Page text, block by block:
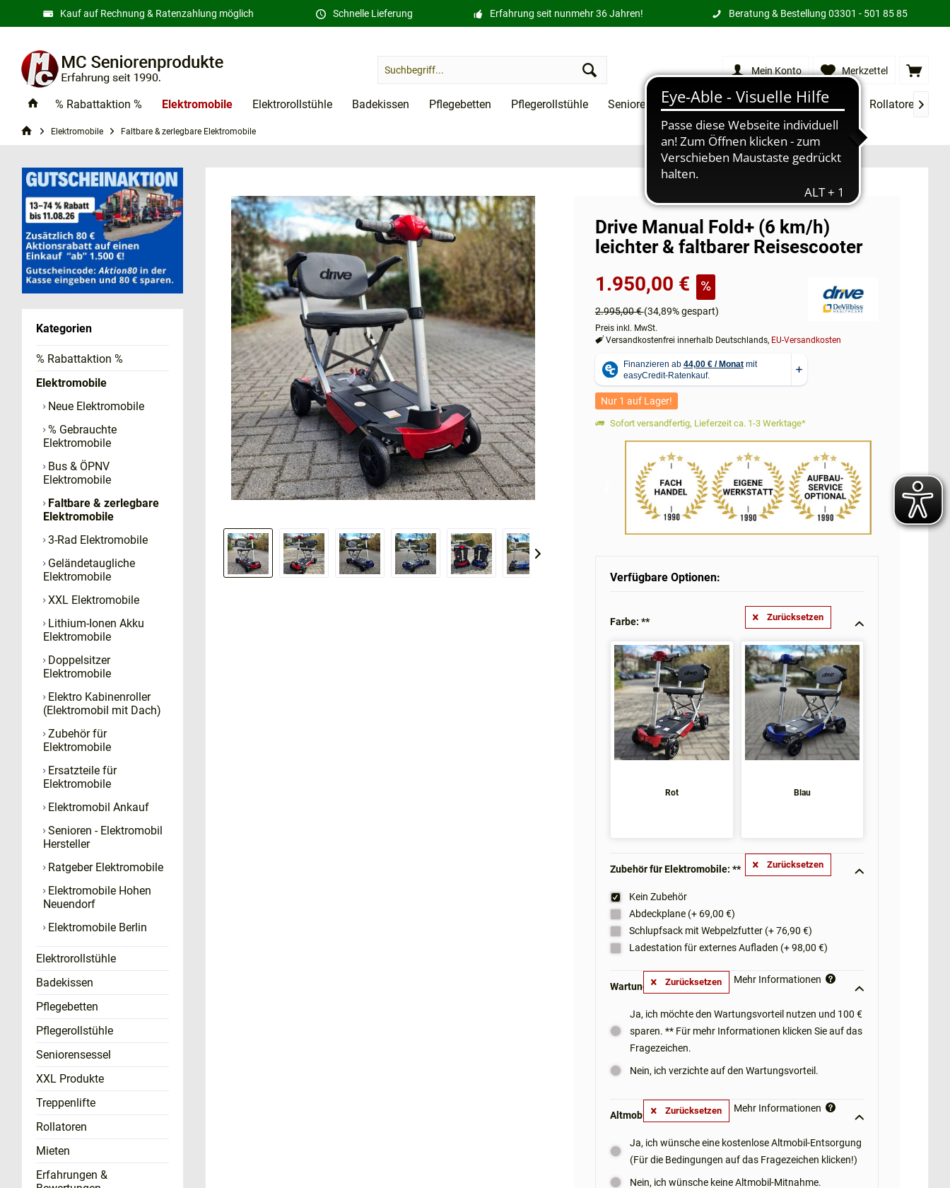
Kauf auf Rechnung & Ratenzahlung möglich Schnelle Lieferung Erfahrung seit nunmehr 36 Jahren! Beratung & Bestellung 03301 - 501 85 85
Merkzettel
Mein Konto
% Rabattaktion % Elektromobile Elektrorollstühle Badekissen Pflegebetten Pflegerollstühle Seniorensessel XXL Produkte Treppenlifte Rollatoren
Elektromobile Faltbare & zerlegbare Elektromobile
Kategorien
% Rabattaktion %
Elektromobile
Neue Elektromobile
% Gebrauchte
Elektromobile
Bus & ÖPNV
Elektromobile
Faltbare & zerlegbare
Elektromobile
3-Rad Elektromobile
Geländetaugliche
Elektromobile
XXL Elektromobile
Lithium-Ionen Akku
Elektromobile
Doppelsitzer
Elektromobile
Elektro Kabinenroller
(Elektromobil mit Dach)
Zubehör für
Elektromobile
Ersatzteile für
Elektromobile
Elektromobil Ankauf
Senioren - Elektromobil
Hersteller
Ratgeber Elektromobile
Elektromobile Hohen
Neuendorf
Elektromobile Berlin
Elektrorollstühle
Badekissen
Pflegebetten
Pflegerollstühle
Seniorensessel
XXL Produkte
Treppenlifte
Rollatoren
Mieten
Erfahrungen &
Drive Manual Fold+ (6 km/h)
leichter & faltbarer Reisescooter
1.950,00 €
2.995,00 €(34,89% gespart)
Preis inkl. MwSt.
Versandkostenfrei innerhalb Deutschlands, EU-Versandkosten
Nur 1 auf Lager!
Sofort versandfertig, Lieferzeit ca. 1-3 Werktage*
Verfügbare Optionen:
Farbe: **
Rot Blau
Zurücksetzen
Zubehör für Elektromobile: **
Kein Zubehör
Abdeckplane (+ 69,00 €)
Schlupfsack mit Webpelzfutter (+ 76,90 €)
Ladestation für externes Aufladen (+ 98,00 €)
Zurücksetzen
Wartungsvorteil: **
Ja, ich möchte den Wartungsvorteil nutzen und 100 €
sparen. ** Für mehr Informationen klicken Sie auf das
Fragezeichen.
Nein, ich verzichte auf den Wartungsvorteil.
Zurücksetzen Mehr Informationen
Altmobil-Mitnahme: **
Ja, ich wünsche eine kostenlose Altmobil-Entsorgung
(Für die Bedingungen auf das Fragezeichen klicken!)
Nein, ich wünsche keine Altmobil-Mitnahme.
Zurücksetzen Mehr Informationen